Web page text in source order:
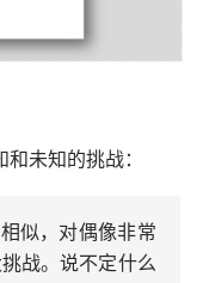
未知的挑战：
似，对偶像非常
战。说不定什么